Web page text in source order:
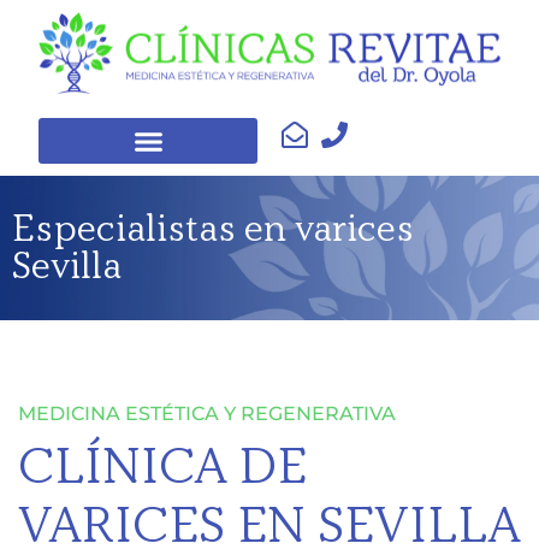
Especialistas en varices
Sevilla
MEDICINA ESTÉTICA Y REGENERATIVA
CLÍNICA DE
VARICES EN SEVILLA